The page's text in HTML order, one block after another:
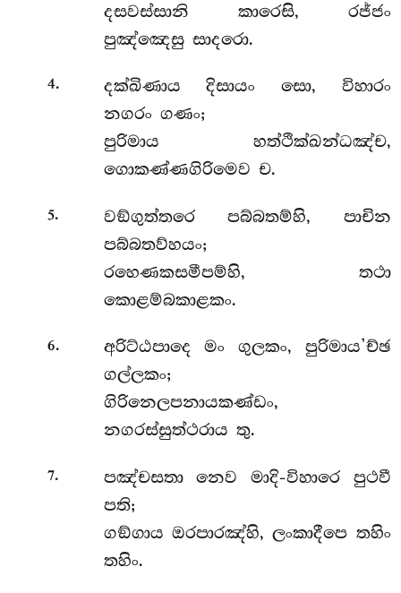
දසවස්සානි කාරෙසි, රජ්ජං
පුඤ්ඤෙසු සාදරො.
4.
දක්ඛිණාය දිසායං සො, විහාරං
නගරං ගණං;
පුරිමාය හත්ථික්ඛන්ධඤ්ච,
ගොකණ්ණගිරිමෙව ච.
5.
වඞ්ගුත්තරෙ පබ්බතම්හි, පාචින
පබ්බතව්හයං;
රහෙණකසමීපම්හි, තථා
කොළම්බකාළකං.
6.
අරිට්ඨපාදෙ මං ගුලකං, පුරිමාය’ච්ඡ
ගල්ලකං;
ගිරිනෙලපනායකණ්ඩං,
නගරස්සුත්ථරාය තු.
7. පඤ්චසතානෙව මාදි-විහාරෙ පුථවී
පති;
ගඞ්ගාය ඔරපාරඤ්හි, ලංකාදීපෙ තහිං
තහිං.